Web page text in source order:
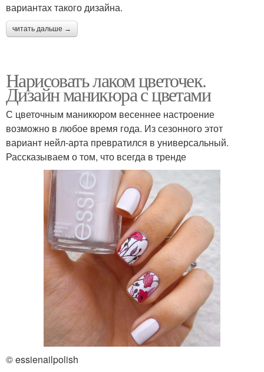
вариантах такого дизайна.
читать дальше →
Нарисовать лаком цветочек.
Дизайн маникюра с цветами
С цветочным маникюром весеннее настроение
возможно в любое время года. Из сезонного этот
вариант нейл-арта превратился в универсальный.
Рассказываем о том, что всегда в тренде
© essienailpolish